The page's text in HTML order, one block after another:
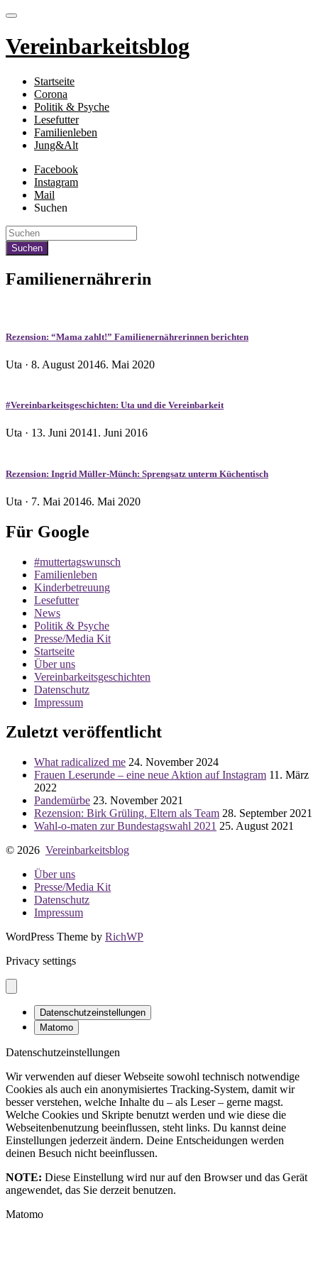
Vereinbarkeitsblog
Startseite
Corona
Politik & Psyche
Lesefutter
Familienleben
Jung&Alt
Facebook
Instagram
Mail
Suchen
Familienernährerin
Rezension: “Mama zahlt!” Familienernährerinnen berichten
Uta · Veröffentlicht
8. August 20146. Mai 2020
#Vereinbarkeitsgeschichten: Uta und die Vereinbarkeit
Uta · Veröffentlicht
13. Juni 20141. Juni 2016
Rezension: Ingrid Müller-Münch: Sprengsatz unterm Küchentisch
Uta · Veröffentlicht
7. Mai 20146. Mai 2020
Für Google
#muttertagswunsch
Familienleben
Kinderbetreuung
Lesefutter
News
Politik & Psyche
Presse/Media Kit
Startseite
Über uns
Vereinbarkeitsgeschichten
Datenschutz
Impressum
Zuletzt veröffentlicht
What radicalized me 24. November 2024
Frauen Leserunde – eine neue Aktion auf Instagram 11. März
2022
Pandemürbe 23. November 2021
Rezension: Birk Grüling. Eltern als Team 28. September 2021
Wahl-o-maten zur Bundestagswahl 2021 25. August 2021
© 2026 Vereinbarkeitsblog
Über uns
Presse/Media Kit
Datenschutz
Impressum
WordPress Theme by RichWP
Privacy settings
Datenschutzeinstellungen
Matomo
Datenschutzeinstellungen
Wir verwenden auf dieser Webseite sowohl technisch notwendige
Cookies als auch ein anonymisiertes Tracking-System, damit wir
besser verstehen, welche Inhalte du – als Leser – gerne magst.
Welche Cookies und Skripte benutzt werden und wie diese die
Webseitenbenutzung beeinflussen, steht links. Du kannst deine
Einstellungen jederzeit ändern. Deine Entscheidungen werden
deinen Besuch nicht beeinflussen.
NOTE: Diese Einstellung wird nur auf den Browser und das Gerät
angewendet, das Sie derzeit benutzen.
Matomo